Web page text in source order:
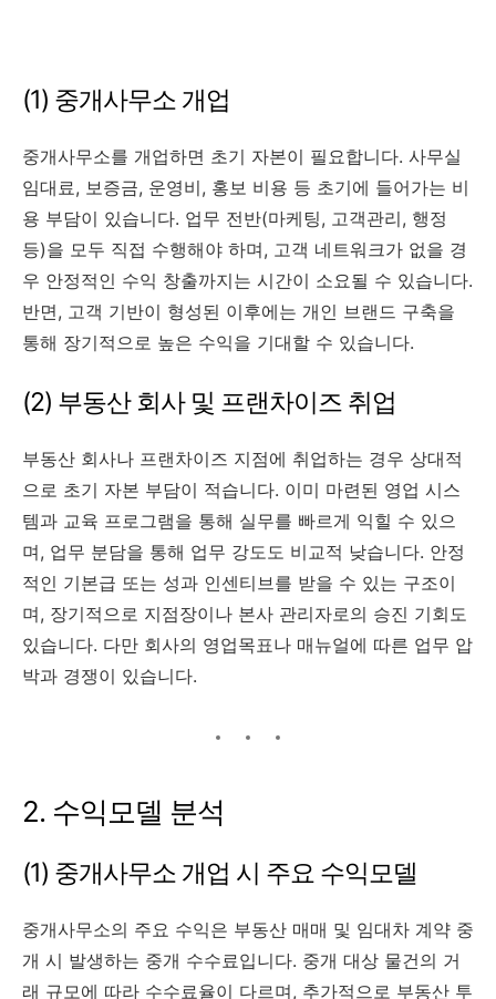
(1) 중개사무소 개업
중개사무소를 개업하면 초기 자본이 필요합니다. 사무실
임대료, 보증금, 운영비, 홍보 비용 등 초기에 들어가는 비
용 부담이 있습니다. 업무 전반(마케팅, 고객관리, 행정
등)을 모두 직접 수행해야 하며, 고객 네트워크가 없을 경
우 안정적인 수익 창출까지는 시간이 소요될 수 있습니다.
반면, 고객 기반이 형성된 이후에는 개인 브랜드 구축을
통해 장기적으로 높은 수익을 기대할 수 있습니다.
(2) 부동산 회사 및 프랜차이즈 취업
부동산 회사나 프랜차이즈 지점에 취업하는 경우 상대적
으로 초기 자본 부담이 적습니다. 이미 마련된 영업 시스
템과 교육 프로그램을 통해 실무를 빠르게 익힐 수 있으
며, 업무 분담을 통해 업무 강도도 비교적 낮습니다. 안정
적인 기본급 또는 성과 인센티브를 받을 수 있는 구조이
며, 장기적으로 지점장이나 본사 관리자로의 승진 기회도
있습니다. 다만 회사의 영업목표나 매뉴얼에 따른 업무 압
박과 경쟁이 있습니다.
2. 수익모델 분석
(1) 중개사무소 개업 시 주요 수익모델
중개사무소의 주요 수익은 부동산 매매 및 임대차 계약 중
개 시 발생하는 중개 수수료입니다. 중개 대상 물건의 거
래 규모에 따라 수수료율이 다르며, 추가적으로 부동산 투